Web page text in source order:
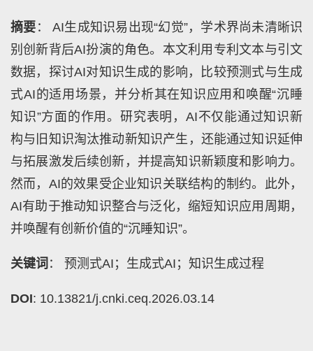
摘要 ： AI生成知识易出现“幻觉”，学术界尚未清晰识
别创新背后AI扮演的角色。本文利用专利文本与引文
数据，探讨AI对知识生成的影响，比较预测式与生成
式AI的适用场景，并分析其在知识应用和唤醒“沉睡
知识”方面的作用。研究表明，AI不仅能通过知识新
构与旧知识淘汰推动新知识产生，还能通过知识延伸
与拓展激发后续创新，并提高知识新颖度和影响力。
然而，AI的效果受企业知识关联结构的制约。此外，
AI有助于推动知识整合与泛化，缩短知识应用周期，
并唤醒有创新价值的“沉睡知识”。
关键词 ： 预测式AI；生成式AI；知识生成过程
DOI: 10.13821/j.cnki.ceq.2026.03.14